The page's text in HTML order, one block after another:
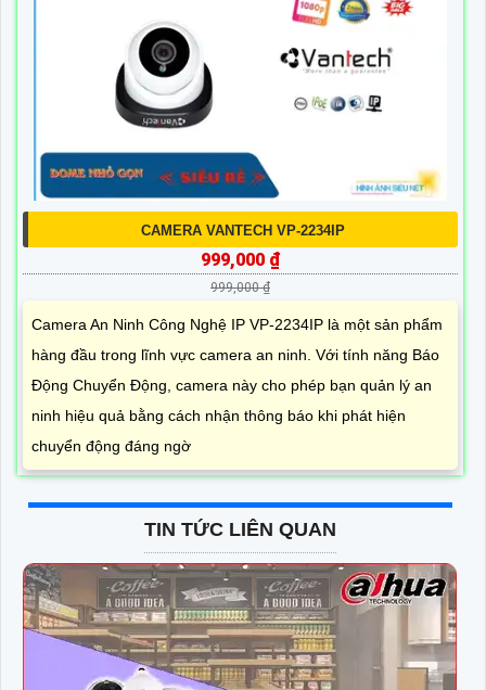
CAMERA VANTECH VP-2234IP
999,000 ₫
999,000 ₫
Camera An Ninh Công Nghệ IP VP-2234IP là một sản phẩm
hàng đầu trong lĩnh vực camera an ninh. Với tính năng Báo
Động Chuyển Động, camera này cho phép bạn quản lý an
ninh hiệu quả bằng cách nhận thông báo khi phát hiện
chuyển động đáng ngờ
TIN TỨC LIÊN QUAN